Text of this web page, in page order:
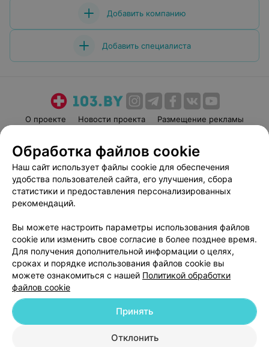
Добавить компанию
Добавить специалиста
О проекте Новости проекта
Размещение рекламы
Пользовательское соглашение
Способы оплаты
Вакансии
Партнеры
Написать руководителю 103.by
Обработка персональных данных
© 2026 ООО «Артокс Лаб», УНП 191700409
| 220012, Республика Беларусь,
г. Минск, улица Толбухина, 2, пом. 16 | help@103.by
Обработка файлов cookie
Наш сайт использует файлы cookie для обеспечения
удобства пользователей сайта, его улучшения, сбора
статистики и предоставления персонализированных
рекомендаций.
Вы можете настроить параметры использования файлов
cookie или изменить свое согласие в более позднее время.
Для получения дополнительной информации о целях,
сроках и порядке использования файлов cookie вы
можете ознакомиться с нашей Политикой обработки
файлов cookie
Отклонить
Принять